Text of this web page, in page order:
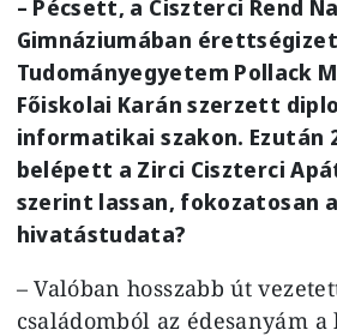
– Pécsett, a Ciszterci Rend
Gimnáziumában
Tudományegyetem Pollack
Főiskolai Karán szerzett
informatikai szakon. Ezután
belépett a Zirci Ciszterci
szerint lassan, fokozatosan
hivatástudata?
– Valóban hosszabb út
családomból az édesanyám